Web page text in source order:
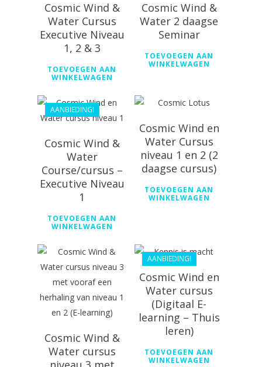
Cosmic Wind &
Water Cursus
Executive Niveau
1, 2 & 3
TOEVOEGEN AAN
WINKELWAGEN
Cosmic Wind &
Water 2 daagse
Seminar
TOEVOEGEN AAN
WINKELWAGEN
AANBIEDING!
€168.10
€151.29
Cosmic Wind &
Water
Course/cursus –
Executive Niveau
1
TOEVOEGEN AAN
WINKELWAGEN
€286.99
Cosmic Wind en
Water Cursus
niveau 1 en 2 (2
daagse cursus)
TOEVOEGEN AAN
WINKELWAGEN
€368.99
Cosmic Wind &
Water cursus
AANBIEDING!
€198.60
Cosmic Wind en
Water cursus
(Digitaal E-
learning – Thuis
leren)
TOEVOEGEN AAN
WINKELWAGEN